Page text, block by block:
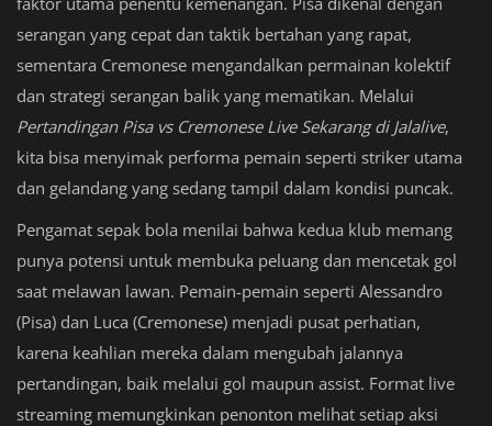
serangan yang cepat dan taktik bertahan yang rapat,
sementara Cremonese mengandalkan permainan kolektif
dan strategi serangan balik yang mematikan. Melalui
Pertandingan Pisa vs Cremonese Live Sekarang di Jalalive,
kita bisa menyimak performa pemain seperti striker utama
dan gelandang yang sedang tampil dalam kondisi puncak.
Pengamat sepak bola menilai bahwa kedua klub memang
punya potensi untuk membuka peluang dan mencetak gol
saat melawan lawan. Pemain-pemain seperti Alessandro
(Pisa) dan Luca (Cremonese) menjadi pusat perhatian,
karena keahlian mereka dalam mengubah jalannya
pertandingan, baik melalui gol maupun assist. Format live
streaming memungkinkan penonton melihat setiap aksi